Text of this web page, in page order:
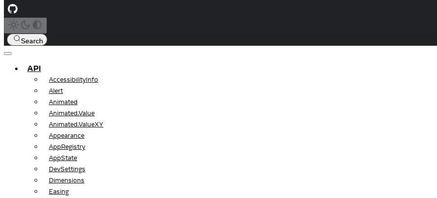
Search
API
AccessibilityInfo
Alert
Animated
Animated.Value
Animated.ValueXY
Appearance
AppRegistry
AppState
DevSettings
Dimensions
Easing